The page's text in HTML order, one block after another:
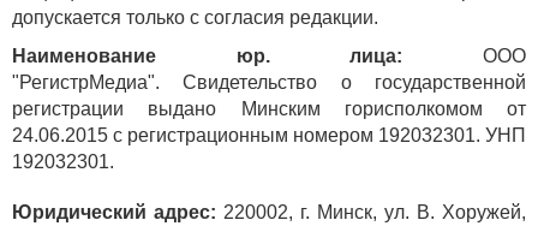
допускается только с согласия редакции.
Наименование юр. лица: ООО
"РегистрМедиа". Свидетельство о государственной
регистрации выдано Минским горисполкомом от
24.06.2015 с регистрационным номером 192032301. УНП
192032301.
Юридический адрес: 220002, г. Минск, ул. В. Хоружей,